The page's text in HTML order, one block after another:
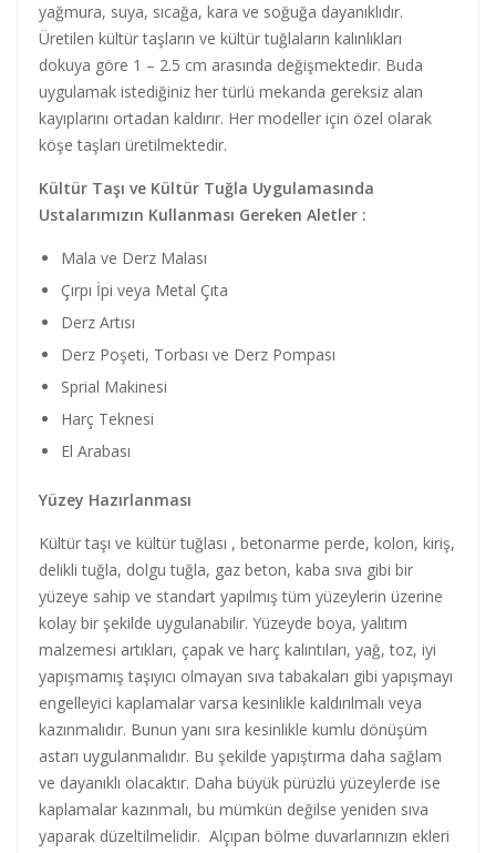
yağmura, suya, sıcağa, kara ve soğuğa dayanıklıdır.
Üretilen kültür taşların ve kültür tuğlaların kalınlıkları
dokuya göre 1 – 2.5 cm arasında değişmektedir. Buda
uygulamak istediğiniz her türlü mekanda gereksiz alan
kayıplarını ortadan kaldırır. Her modeller için özel olarak
köşe taşları üretilmektedir.
Kültür Taşı ve Kültür Tuğla Uygulamasında
Ustalarımızın Kullanması Gereken Aletler :
Mala ve Derz Malası
Çırpı İpi veya Metal Çıta
Derz Artısı
Derz Poşeti, Torbası ve Derz Pompası
Sprial Makinesi
Harç Teknesi
El Arabası
Yüzey Hazırlanması
Kültür taşı ve kültür tuğlası , betonarme perde, kolon, kiriş,
delikli tuğla, dolgu tuğla, gaz beton, kaba sıva gibi bir
yüzeye sahip ve standart yapılmış tüm yüzeylerin üzerine
kolay bir şekilde uygulanabilir. Yüzeyde boya, yalıtım
malzemesi artıkları, çapak ve harç kalıntıları, yağ, toz, iyi
yapışmamış taşıyıcı olmayan sıva tabakaları gibi yapışmayı
engelleyici kaplamalar varsa kesinlikle kaldırılmalı veya
kazınmalıdır. Bunun yanı sıra kesinlikle kumlu dönüşüm
astarı uygulanmalıdır. Bu şekilde yapıştırma daha sağlam
ve dayanıklı olacaktır. Daha büyük pürüzlü yüzeylerde ise
kaplamalar kazınmalı, bu mümkün değilse yeniden sıva
yaparak düzeltilmelidir. Alçıpan bölme duvarlarınızın ekleri